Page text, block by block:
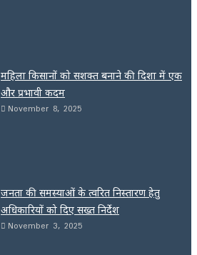
महिला किसानों को सशक्त बनाने की दिशा में एक
और प्रभावी कदम
November 8, 2025
जनता की समस्याओं के त्वरित निस्तारण हेतु
अधिकारियों को दिए सख्त निर्देश
November 3, 2025